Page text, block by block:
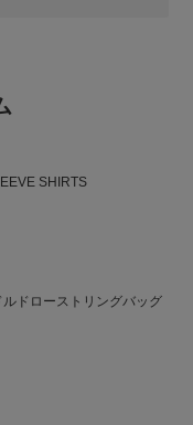
させて頂きます^ ^
SHIRTS
ドローストリングバッグ